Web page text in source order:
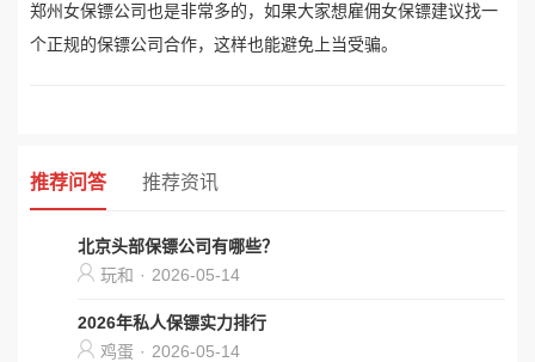
郑州女保镖公司也是非常多的，如果大家想雇佣女保镖建议找一
个正规的保镖公司合作，这样也能避免上当受骗。
推荐问答 推荐资讯
北京头部保镖公司有哪些？
玩和 · 2026-05-14
2026年私人保镖实力排行
鸡蛋 · 2026-05-14